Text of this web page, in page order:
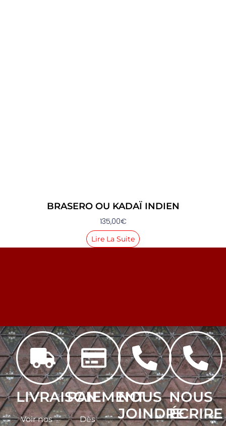
BRASERO OU KADAÏ INDIEN
135,00€
Lire La Suite
LIVRAISON
Voir nos
PAIEMENT
Dès
NOUS
JOINDRE
NOUS
ÉCRIRE